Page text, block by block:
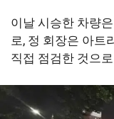
이날 시승한 차량
로, 정 회장은 아트
직접 점검한 것으